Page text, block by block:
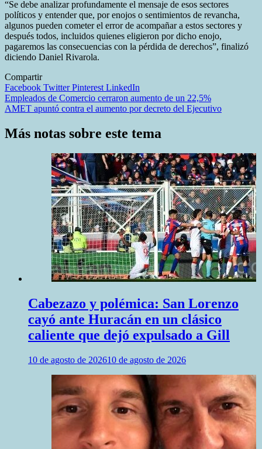
“Se debe analizar profundamente el mensaje de esos sectores
políticos y entender que, por enojos o sentimientos de revancha,
algunos pueden cometer el error de acompañar a estos sectores y
después todos, incluidos quienes eligieron por dicho enojo,
pagaremos las consecuencias con la pérdida de derechos”, finalizó
diciendo Daniel Rivarola.
Compartir
Facebook TwitterPinterest LinkedIn
Navegación
de
entradas
Empleados de Comercio cerraron aumento de un 22,5%
AMET apuntó contra el aumento por decreto del Ejecutivo
Más notas sobre este tema
Cabezazo y polémica: San Lorenzo
cayó ante Huracán en un clásico
caliente que dejó expulsado a Gill
10 de agosto de 202610 de agosto de 2026